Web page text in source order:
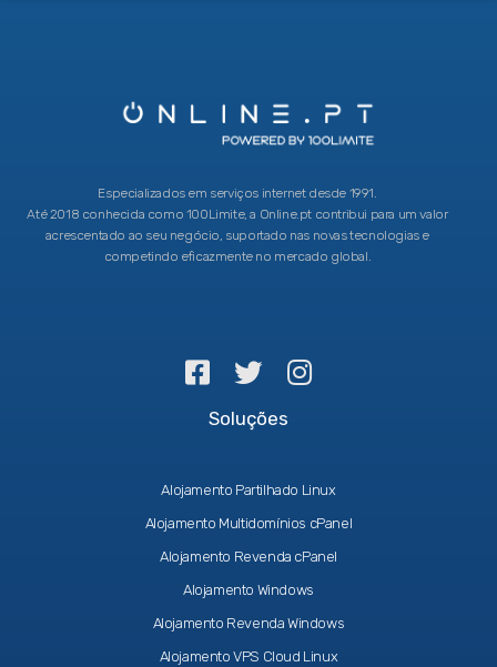
Especializados em serviços internet desde 1991.
Até 2018 conhecida como 100Limite, a Online.pt contribui para um valor
acrescentado ao seu negócio, suportado nas novas tecnologias e
competindo eficazmente no mercado global.
Soluções
Alojamento Partilhado Linux
Alojamento Multidomínios cPanel
Alojamento Revenda cPanel
Alojamento Windows
Alojamento Revenda Windows
Alojamento VPS Cloud Linux